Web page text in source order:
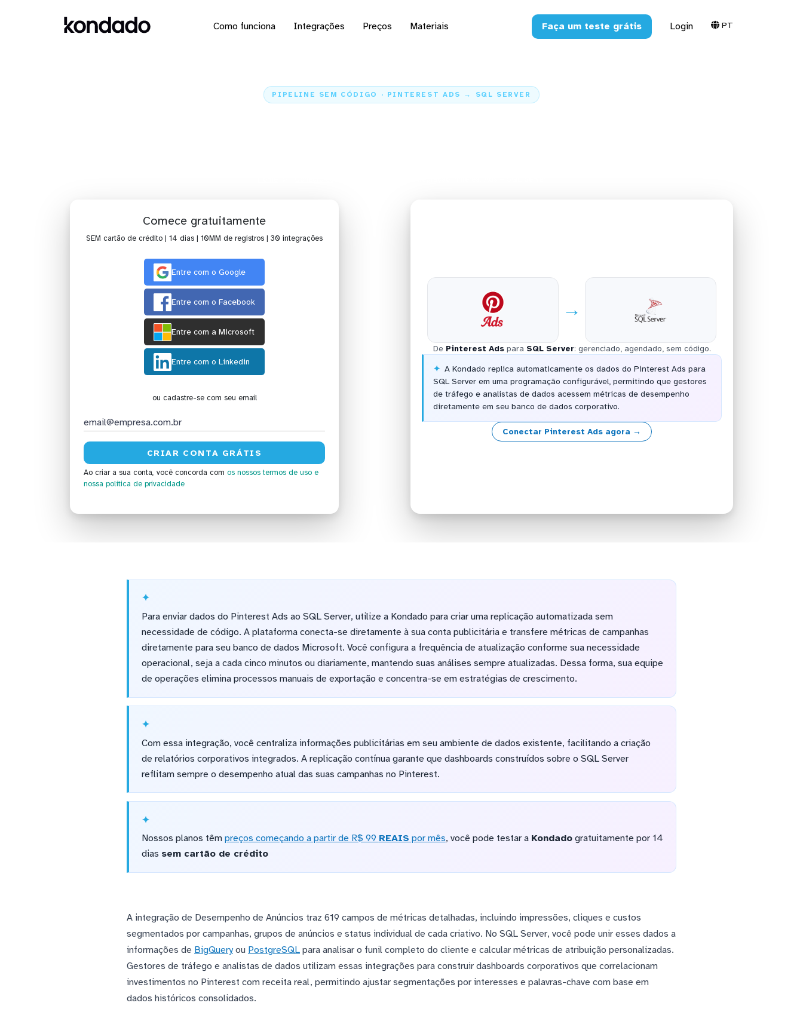
Como funciona Integrações Preços Materiais Faça um teste grátis Login PT
PIPELINE SEM CÓDIGO · PINTEREST ADS → SQL SERVER
Comece gratuitamente
SEM cartão de crédito | 14 dias | 10MM de registros | 30 integrações
Entre com o Google
Entre com o Facebook
Entre com a Microsoft
Entre com o Linkedin
ou cadastre-se com seu email
Ao criar a sua conta, você concorda com os nossos termos de uso e
nossa política de privacidade
→
De Pinterest Adspara SQL Server: gerenciado, agendado, sem código.
A Kondado replica automaticamente os dados do Pinterest Ads para
SQL Server em uma programação configurável, permitindo que gestores
de tráfego e analistas de dados acessem métricas de desempenho
diretamente em seu banco de dados corporativo.
Conectar Pinterest Ads agora →
Para enviar dados do Pinterest Ads ao SQL Server, utilize a Kondado para criar uma replicação automatizada sem
necessidade de código. A plataforma conecta-se diretamente à sua conta publicitária e transfere métricas de campanhas
diretamente para seu banco de dados Microsoft. Você configura a frequência de atualização conforme sua necessidade
operacional, seja a cada cinco minutos ou diariamente, mantendo suas análises sempre atualizadas. Dessa forma, sua equipe
de operações elimina processos manuais de exportação e concentra-se em estratégias de crescimento.
Com essa integração, você centraliza informações publicitárias em seu ambiente de dados existente, facilitando a criação
de relatórios corporativos integrados. A replicação contínua garante que dashboards construídos sobre o SQL Server
reflitam sempre o desempenho atual das suas campanhas no Pinterest.
Nossos planos têm preços começando a partir de R$ 99 REAIS por mês, você pode testar a Kondadogratuitamente por 14
dias sem cartão de crédito
A integração de Desempenho de Anúncios traz 619 campos de métricas detalhadas, incluindo impressões, cliques e custos
segmentados por campanhas, grupos de anúncios e status individual de cada criativo. No SQL Server, você pode unir esses dados a
informações de BigQueryou PostgreSQLpara analisar o funil completo do cliente e calcular métricas de atribuição personalizadas.
Gestores de tráfego e analistas de dados utilizam essas integrações para construir dashboards corporativos que correlacionam
investimentos no Pinterest com receita real, permitindo ajustar segmentações por interesses e palavras-chave com base em
dados históricos consolidados.